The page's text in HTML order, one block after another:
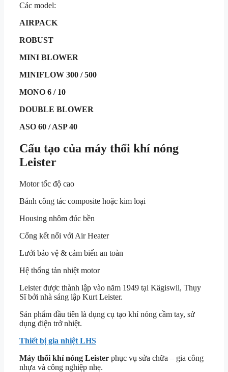
Các model:
AIRPACK
ROBUST
MINI BLOWER
MINIFLOW 300 / 500
MONO 6 / 10
DOUBLE BLOWER
ASO 60 / ASP 40
Cấu tạo của máy thổi khí nóng
Leister
Motor tốc độ cao
Bánh công tác composite hoặc kim loại
Housing nhôm đúc bền
Cổng kết nối với Air Heater
Lưới bảo vệ & cảm biến an toàn
Hệ thống tản nhiệt motor
Leister được thành lập vào năm 1949 tại Kägiswil, Thụy
Sĩ bởi nhà sáng lập Kurt Leister.
Sản phẩm đầu tiên là dụng cụ tạo khí nóng cầm tay, sử
dụng điện trở nhiệt.
Thiết bị gia nhiệt LHS
Máy thổi khí nóng Leister phục vụ sửa chữa – gia công
nhựa và công nghiệp nhẹ.